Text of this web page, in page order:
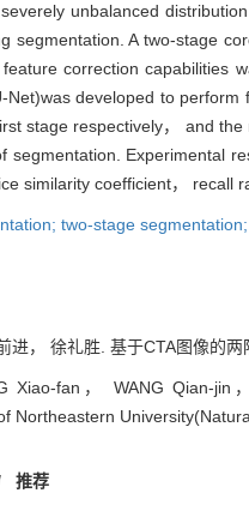
unbalanced
segmentation. A two-stage
correction
developed to
stage respectively， and
Experimental
similarity coefficient， recall
two-stage
进， 徐礼胜. 基于CTA图像的
Xiao-fan， WANG Qian-jin
Northeastern
推荐